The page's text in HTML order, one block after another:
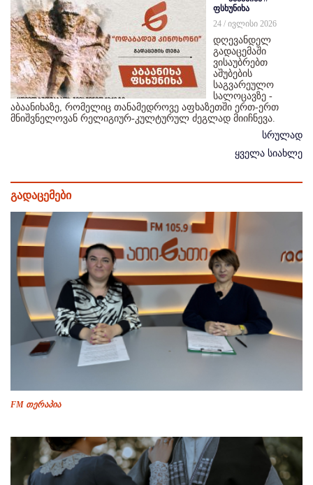
ფსხუნიხა
24 / ივლისი 2026
დღევანდელ
გადაცემაში
ვისაუბრებთ
აშუბების
საგვარეულო
სალოცავზე -
აბაანიხაზე, რომელიც თანამედროვე აფხაზეთში ერთ-ერთ
მნიშვნელოვან რელიგიურ-კულტურულ ძეგლად მიიჩნევა.
სრულად
ყველა სიახლე
გადაცემები
FM თერაპია